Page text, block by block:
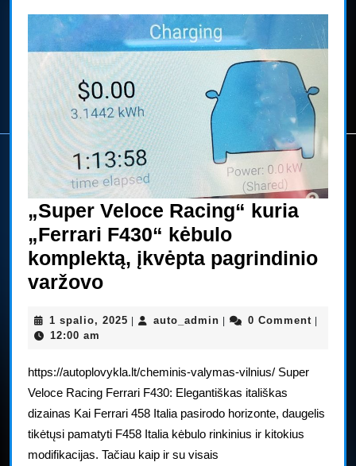
„Super Veloce Racing“ kuria
„Ferrari F430“ kėbulo
komplektą, įkvėpta pagrindinio
varžovo„Super
Racing“
„Ferrari
F430“
kėbulo
komplektą,
1 spalio, 2025 1
auto_admin auto_admin
0 Comment
12:00 am
https://autoplovykla.lt/cheminis-valymas-vilnius/ Super
Veloce Racing Ferrari F430: Elegantiškas itališkas
dizainas Kai Ferrari 458 Italia pasirodo horizonte, daugelis
tikėtųsi pamatyti F458 Italia kėbulo rinkinius ir kitokius
modifikacijas. Tačiau kaip ir su visais